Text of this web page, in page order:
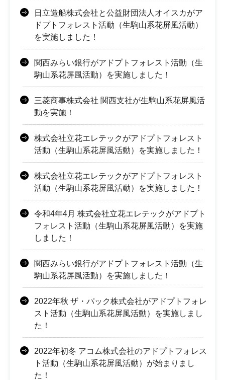
日立造船株式会社と公益財団法人オイスカがア
ドプトフォレスト活動（生駒山系花屏風活動）
を実施しました！
関西みらい銀行がアドプトフォレスト活動（生
駒山系花屏風活動）を実施しました！
三菱商事株式会社 関西支社が生駒山系花屏風活
動を実施！
株式会社立花エレテックがアドプトフォレスト
活動（生駒山系花屏風活動）を実施しました！
株式会社立花エレテックがアドプトフォレスト
活動（生駒山系花屏風活動）を実施しました！
令和4年4月 株式会社立花エレテックがアドプト
フォレスト活動（生駒山系花屏風活動）を実施
しました！
関西みらい銀行がアドプトフォレスト活動（生
駒山系花屏風活動）を実施しました！
2022年秋 ザ・パック株式会社がアドプトフォレ
スト活動（生駒山系花屏風活動）を実施しまし
た！
2022年初冬 アコム株式会社のアドプトフォレス
ト活動（生駒山系花屏風活動）が始まりまし
た！